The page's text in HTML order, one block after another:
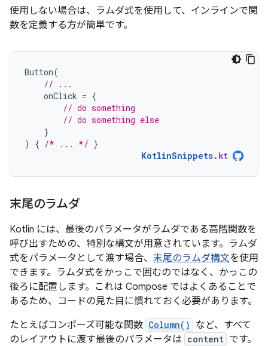
使用しない場合は、ラムダ式を使用して、インラインで関
数を定義する方が簡単です。
Button(
// ...
onClick = {
// do something
// do something else
}
)
{ /* ... */ }
KotlinSnippets. kt
末尾のラムダ
Kotlin には、最後のパラメータがラムダである高階関数を
呼び出すための、特別な構文が用意されています。ラムダ
式をパラメータとして渡す場合、 末尾のラムダ構文を使用
できます。ラムダ式をかっこで囲むのではなく、かっこの
後ろに配置します。これは Compose ではよくあることで
あるため、コードの見た目に慣れておく必要があります。
たとえばコンポーズ可能な関数 Column()
など、すべて
のレイアウトに渡す最後のパラメータは content です。